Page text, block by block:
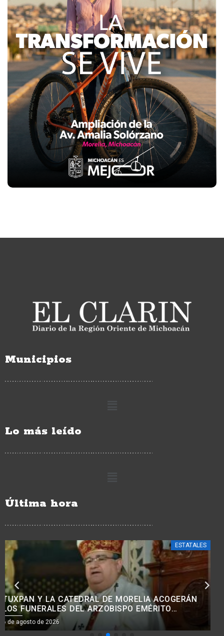
Municipios
Lo más leído
Última hora
ESTATALES
CON PROGRAMAS DE APOYO A NIÑOS, NIÑAS Y
MUJERES, SE REDUCE EL ABANDONO DE
TRATAMIENTOS ONCOLÓGICOS: BEDOLLA.<BR>
6 de agosto de 2026